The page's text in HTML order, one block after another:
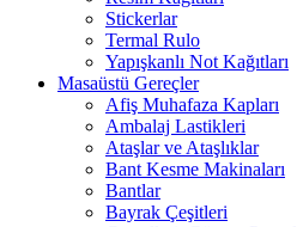
Stickerlar
Termal Rulo
Yapışkanlı Not Kağıtları
Masaüstü Gereçler
Afiş Muhafaza Kapları
Ambalaj Lastikleri
Ataşlar ve Ataşlıklar
Bant Kesme Makinaları
Bantlar
Bayrak Çeşitleri